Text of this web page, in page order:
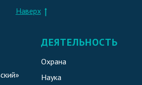
Наверх
ДЕЯТЕЛЬНОСТЬ
Охрана
Наука